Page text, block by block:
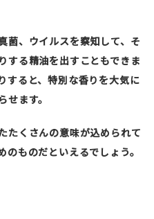
菌、ウイルスを察知して、そ
する精油を出すこともできま
すると、特別な香りを大気に
ます。
たくさんの意味が込められて
ものだといえるでしょう。